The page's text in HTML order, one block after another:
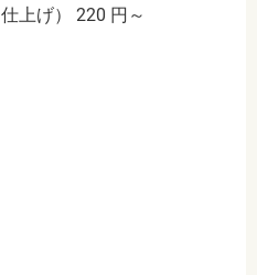
上げ） 220 円～